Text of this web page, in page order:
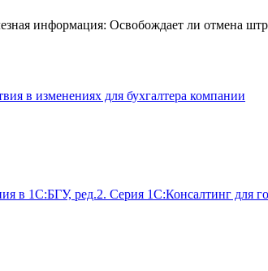
информация: Освобождает ли отмена
в изменениях для бухгалтера компании
в 1С:БГУ, ред.2. Серия 1С:Консалтинг для